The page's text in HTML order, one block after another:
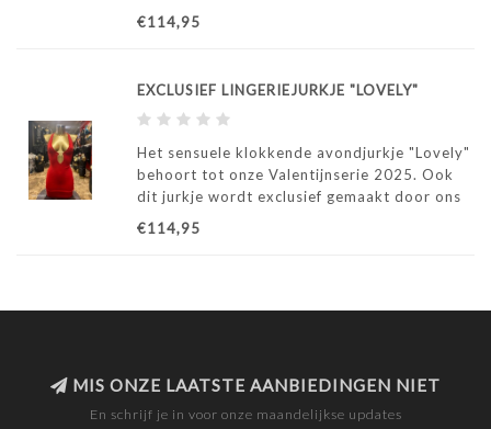
Italië.
€114,95
EXCLUSIEF LINGERIEJURKJE "LOVELY"
Het sensuele klokkende avondjurkje "Lovely"
behoort tot onze Valentijnserie 2025. Ook
dit jurkje wordt exclusief gemaakt door ons
atelier in Italië.
€114,95
MIS ONZE LAATSTE AANBIEDINGEN NIET
En schrijf je in voor onze maandelijkse updates